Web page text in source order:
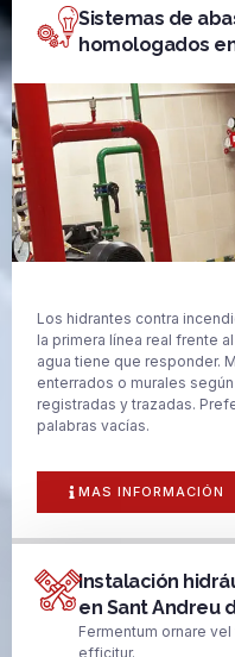
Sistemas de
homologados
Los hidrantes contra
la primera línea real frente
agua tiene que responder.
enterrados o murales
registradas y trazadas.
palabras vacías.
MAS INFORMACIÓN
Instalación
en Sant Andreu
Fermentum ornare
efficitur.